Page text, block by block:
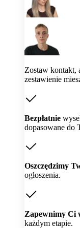
Zostaw kontakt,
zestawienie
Bezpłatnie
dopasowane do
Oszczędzimy
ogłoszenia.
Zapewnimy Ci
każdym etapie.